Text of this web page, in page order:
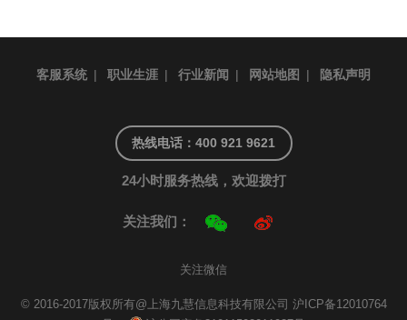
客服系统 | 职业生涯 | 行业新闻 | 网站地图 | 隐私声明
热线电话：400 921 9621
24小时服务热线，欢迎拨打
关注我们：
关注微信
© 2016-2017版权所有@上海九慧信息科技有限公司 沪ICP备12010764